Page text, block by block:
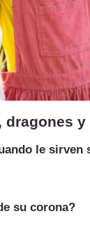
le sirven
su corona?